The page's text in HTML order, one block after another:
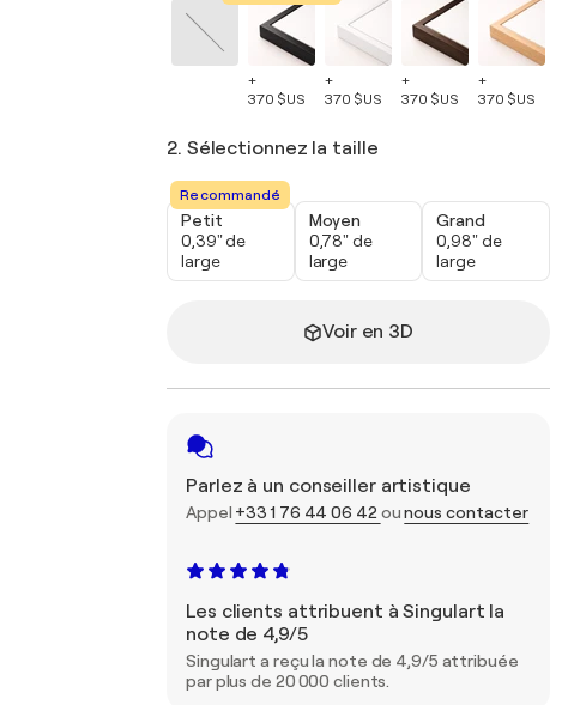
+
370 $US
+
370 $US
+
370 $US
+
370 $US
2. Sélectionnez la taille
Recommandé
Petit
0,39" de
large
Moyen
0,78" de
large
Grand
0,98" de
large
Voir en 3D
Parlez à un conseiller artistique
Appel +33 1 76 44 06 42 ounous contacter
Les clients attribuent à Singulart la
note de 4,9/5
Singulart a reçu la note de 4,9/5 attribuée
par plus de 20 000 clients.